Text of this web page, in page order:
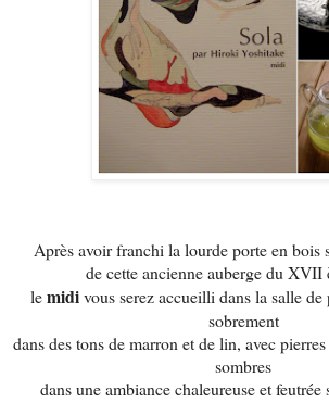
Après avoir franchi la lourde porte en bois
de cette ancienne auberge du XVII
lemidivous serez accueilli dans la salle
sobrement
dans des tons de marron et de lin, avec
sombres
dans une ambiance chaleureuse et feutrée